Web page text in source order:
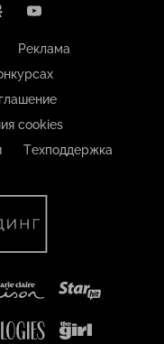
Реклама
cookies
Техподдержка